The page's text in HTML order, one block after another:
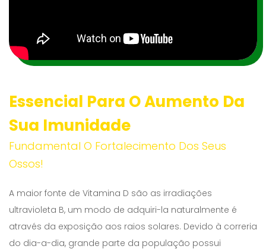
Essencial Para O Aumento Da
Sua Imunidade
Fundamental O Fortalecimento Dos Seus
Ossos!
A maior fonte de Vitamina D são as irradiações
ultravioleta B, um modo de adquiri-la naturalmente é
através da exposição aos raios solares. Devido à correria
do dia-a-dia, grande parte da população possui